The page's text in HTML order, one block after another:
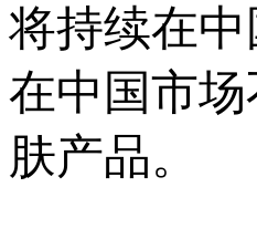
将持续在
在中国市
肤产品。